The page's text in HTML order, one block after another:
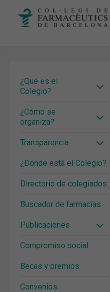
¿Qué es el
Colegio?
¿Cómo se
organiza?
Transparencia
¿Dónde está el Colegio?
Directorio de colegiados
Buscador de farmacias
Publicaciones
Compromiso social
Becas y premios
Convenios